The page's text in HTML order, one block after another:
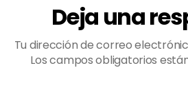
Deja una
Tu dirección de correo
Los campos obligatorios